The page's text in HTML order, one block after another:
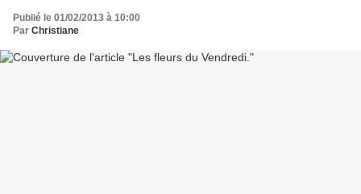
Publié le 01/02/2013 à 10:00
Par Christiane